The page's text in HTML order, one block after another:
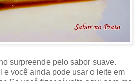
surpreende pelo sabor suave.
e você ainda pode usar o leite em